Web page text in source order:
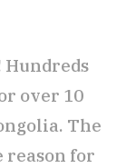
over 10
The
reason for